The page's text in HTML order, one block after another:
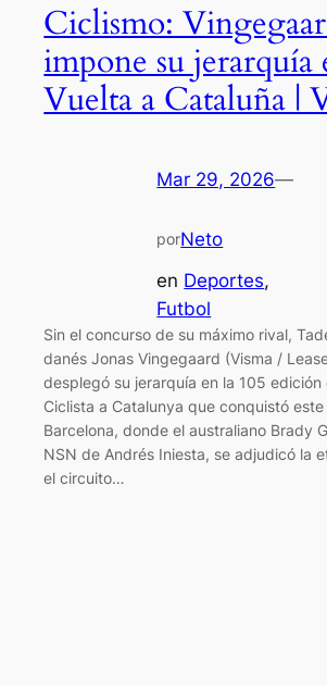
Ciclismo:
impone su jerarquía
Vuelta a Cataluña |
Mar 29, 2026—
porNeto
en Deportes
Futbol
Sin el concurso de su máximo rival,
danés Jonas Vingegaard (Visma /
desplegó su jerarquía en la 105 edición
Ciclista a Catalunya que conquistó
Barcelona, donde el australiano Brady
NSN de Andrés Iniesta, se adjudicó la
el circuito…